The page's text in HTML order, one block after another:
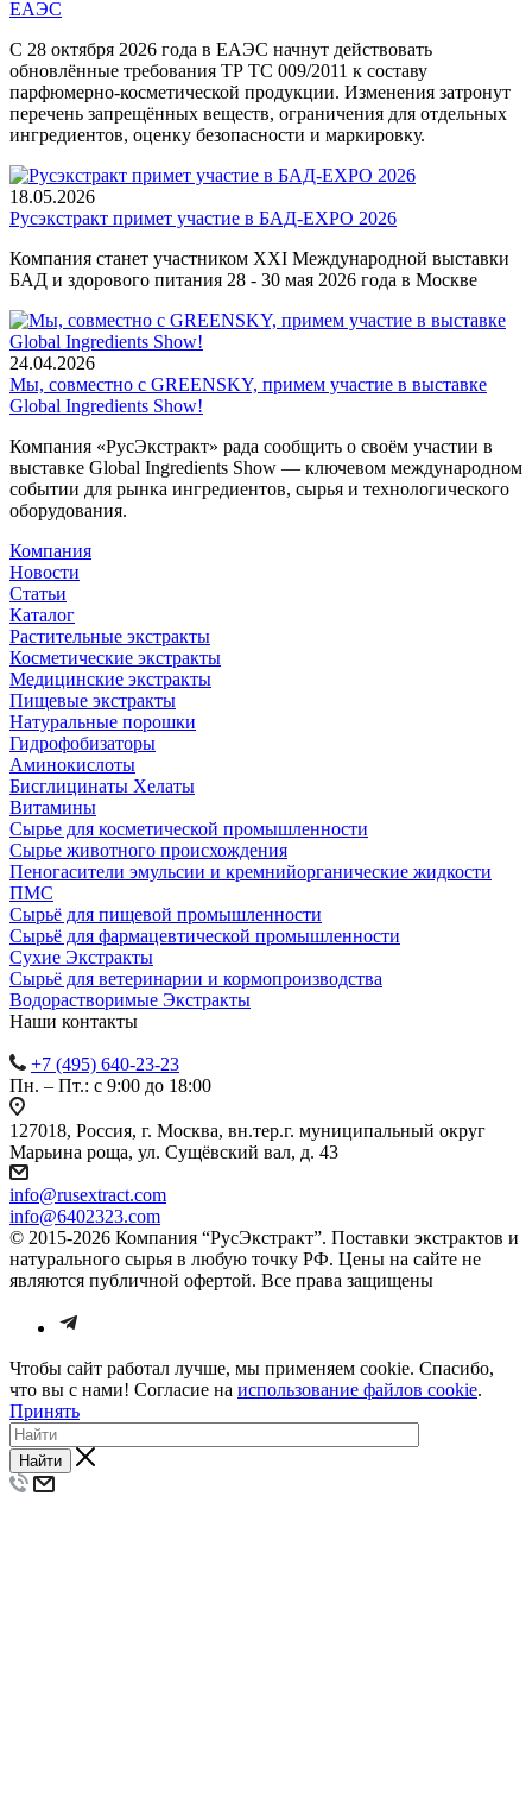
ЕАЭС
С 28 октября 2026 года в ЕАЭС начнут действовать
обновлённые требования ТР ТС 009/2011 к составу
парфюмерно-косметической продукции. Изменения затронут
перечень запрещённых веществ, ограничения для отдельных
ингредиентов, оценку безопасности и маркировку.
18.05.2026
Русэкстракт примет участие в БАД-EXPO 2026
Компания станет участником XXI Международной выставки
БАД и здорового питания 28 - 30 мая 2026 года в Москве
24.04.2026
Мы, совместно с GREENSKY, примем участие в выставке
Global Ingredients Show!
Компания «РусЭкстракт» рада сообщить о своём участии в
выставке Global Ingredients Show — ключевом международном
событии для рынка ингредиентов, сырья и технологического
оборудования.
Компания
Новости
Статьи
Каталог
Растительные экстракты
Косметические экстракты
Медицинские экстракты
Пищевые экстракты
Натуральные порошки
Гидрофобизаторы
Аминокислоты
Бисглицинаты Хелаты
Витамины
Сырье для косметической промышленности
Сырье животного происхождения
Пеногасители эмульсии и кремнийорганические жидкости
ПМС
Сырьё для пищевой промышленности
Сырьё для фармацевтической промышленности
Сухие Экстракты
Сырьё для ветеринарии и кормопроизводства
Водорастворимые Экстракты
Наши контакты
+7 (495) 640-23-23
Пн. – Пт.: с 9:00 до 18:00
127018, Россия, г. Москва, вн.тер.г. муниципальный округ
Марьина роща, ул. Сущёвский вал, д. 43
info@rusextract.com
info@6402323.com
© 2015-2026 Компания “РусЭкстракт”. Поставки экстрактов и
натурального сырья в любую точку РФ. Цены на сайте не
являются публичной офертой. Все права защищены
Чтобы сайт работал лучше, мы применяем cookie. Спасибо,
что вы с нами! Согласие на использование файлов cookie.
Принять
Найти